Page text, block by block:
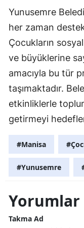
Yunusemre
her zaman
Çocukların
ve büyüklerine
amacıyla bu tür
taşımaktadır.
etkinliklerle
getirmeyi
#Manisa
#Yunusemre
Yorumlar
Takma Ad